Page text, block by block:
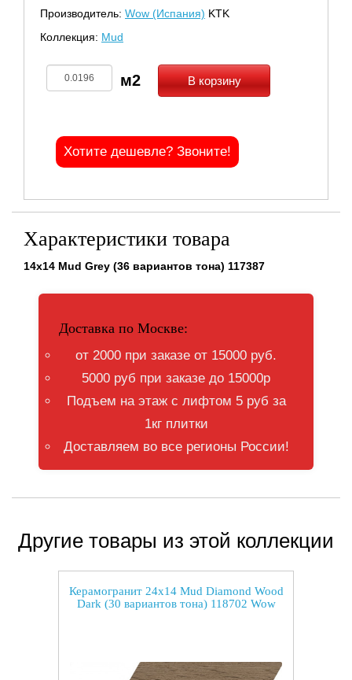
Производитель: Wow (Испания) KTK
Коллекция: Mud
В корзину
Хотите дешевле? Звоните!
Характеристики товара
14x14 Mud Grey (36 вариантов тона) 117387
Доставка по Москве:
от 2000 при заказе от 15000 руб.
5000 руб при заказе до 15000р
Подъем на этаж с лифтом 5 руб за
1кг плитки
Доставляем во все регионы России!
Другие товары из этой коллекции
Керамогранит 24x14 Mud Diamond Wood
Dark (30 вариантов тона) 118702 Wow